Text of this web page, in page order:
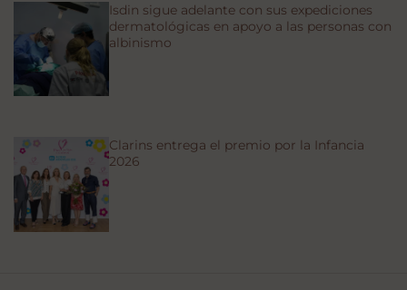
Isdin sigue adelante con sus expediciones
dermatológicas en apoyo a las personas con
albinismo
Clarins entrega el premio por la Infancia
2026